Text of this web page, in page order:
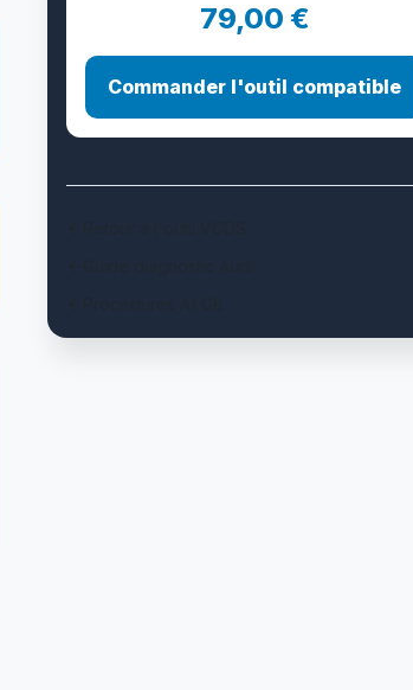
79,00 €
Commander l'outil compatible